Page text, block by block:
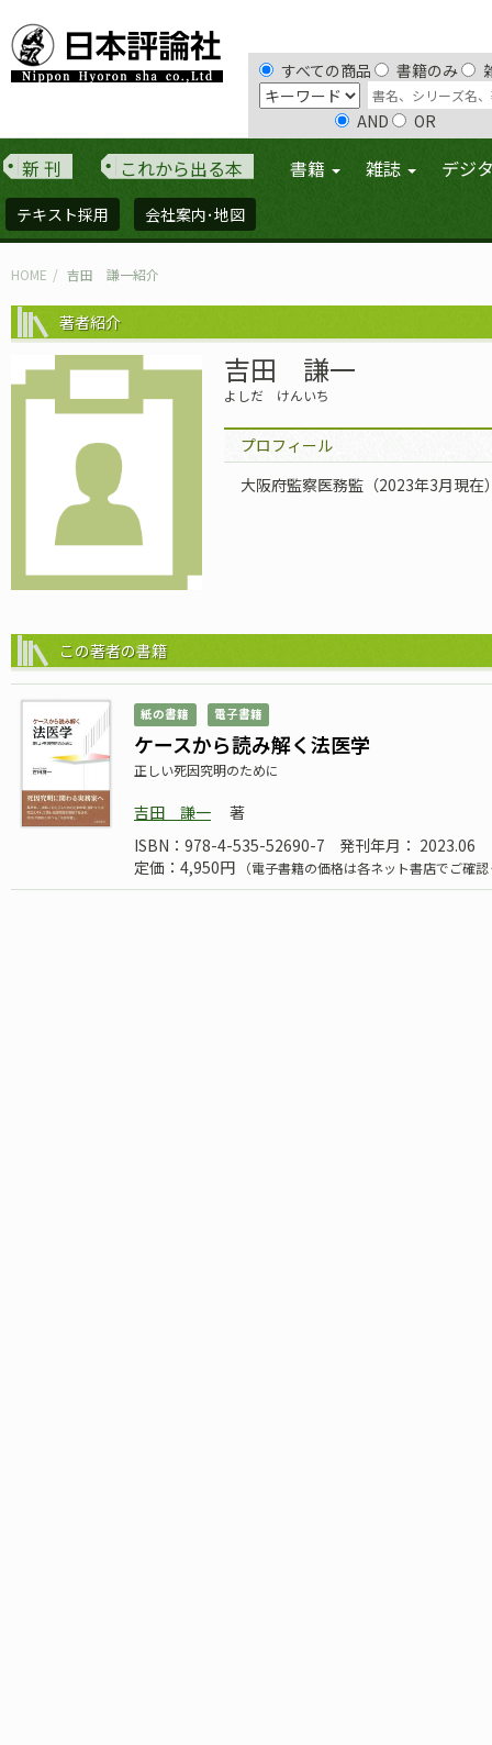
すべての商品 書籍のみ
AND OR
新 刊 これから出る本 書籍 雑誌 デジ
テキスト採用 会社案内･地図
HOME 吉田 謙一紹介
著者紹介
吉田 謙一
よしだ けんいち
プロフィール
大阪府監察医務監（2023年3月現在
この著者の書籍
紙の書籍 電子書籍
ケースから読み解く法医学
正しい死因究明のために
吉田 謙一
著
ISBN：978-4-535-52690-7
発刊年月： 2023.06
定価：4,950円
（電子書籍の価格は各ネット書店でご確